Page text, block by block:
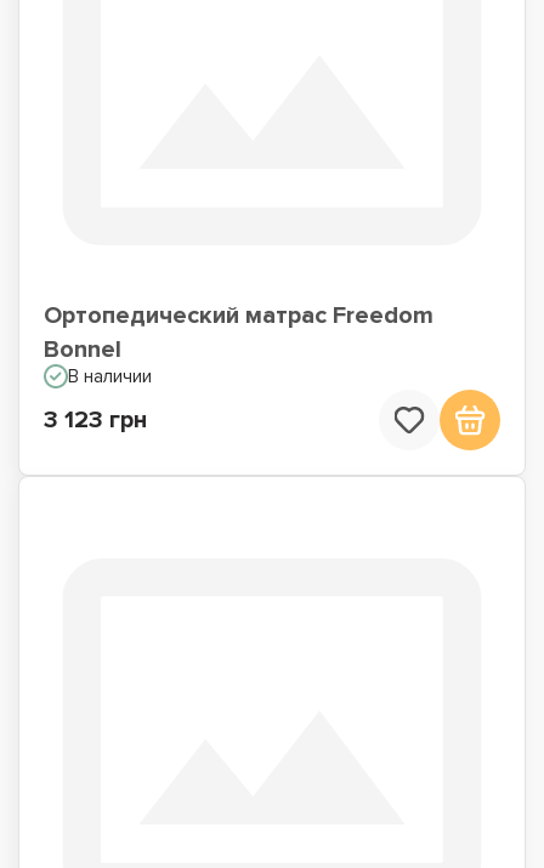
Ортопедический матрас Freedom
Bonnel
В наличии
3 123 грн